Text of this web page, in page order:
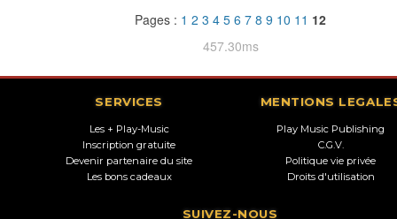
Pages : 1 2 3 4 5 6 7 8 9 10 11 12
457.30ms
SERVICES
Les + Play-Music
Inscription gratuite
Devenir partenaire du site
Les bons cadeaux
MENTIONS
Play Music Publishing
C.G.V.
Politique vie privée
Droits d'utilisation
SUIVEZ-NOUS